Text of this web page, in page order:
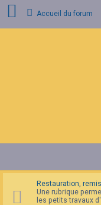
s
Accueil du forum
Restauration,
Une rubrique
les petits travaux